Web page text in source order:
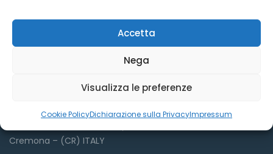
Accetta
Nega
Visualizza le preferenze
Cookie PolicyDichiarazione sulla PrivacyImpressum
Dove siamo
Azienda Sociale Cremonese
Cremona – (CR) ITALY